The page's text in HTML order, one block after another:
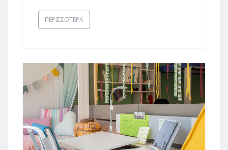
ΠΕΡΙΣΣΌΤΕΡΑ